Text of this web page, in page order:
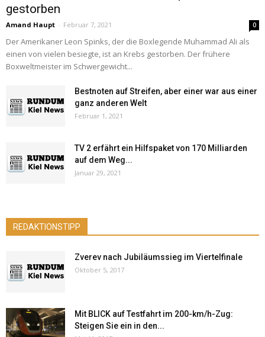
gestorben
Amand Haupt - Februar 7, 2021 0
Der Amerikaner Leon Spinks, der die Boxlegende Muhammad Ali als
einen von vielen besiegte, ist an Krebs gestorben. Der frühere
Boxweltmeister im Schwergewicht...
Bestnoten auf Streifen, aber einer war aus einer
ganz anderen Welt
Februar 1, 2021
TV 2 erfährt ein Hilfspaket von 170 Milliarden
auf dem Weg...
Januar 29, 2021
REDAKTIONSTIPP
Zverev nach Jubiläumssieg im Viertelfinale
Oktober 5, 2017
Mit BLICK auf Testfahrt im 200-km/h-Zug:
Steigen Sie ein in den...